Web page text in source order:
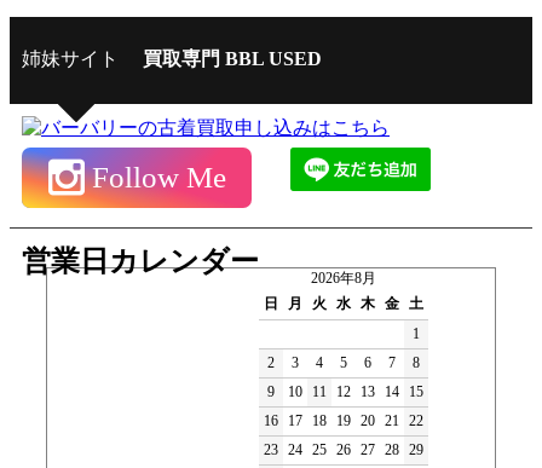
姉妹サイト 買取専門 BBL USED
Follow Me
営業日カレンダー
2026年8月
日
月 火 水 木 金 土
1
2
3 4 5 6 7
8
9
10 11 12 13 14
15
16
17 18 19 20 21 22
23 24 25 26 27 28 29